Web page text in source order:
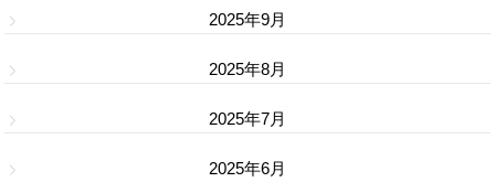
2025年9月
2025年8月
2025年7月
2025年6月